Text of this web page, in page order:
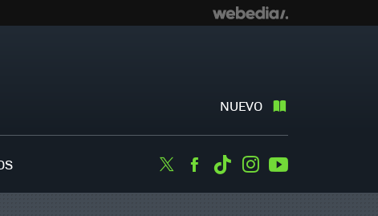
NUEVO
TwitterFacebook
TiktokInstagram